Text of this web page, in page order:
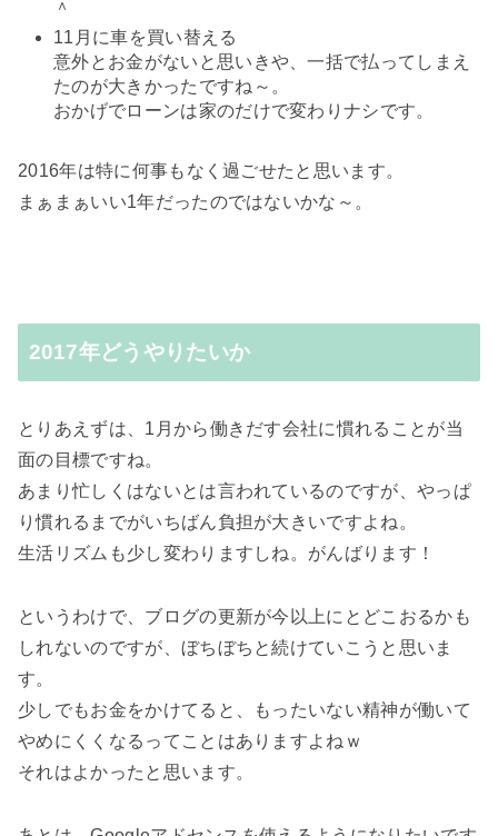
＾
11月に車を買い替える
意外とお金がないと思いきや、一括で払ってしまえ
たのが大きかったですね～。
おかげでローンは家のだけで変わりナシです。
2016年は特に何事もなく過ごせたと思います。
まぁまぁいい1年だったのではないかな～。
2017年どうやりたいか
とりあえずは、1月から働きだす会社に慣れることが当
面の目標ですね。
あまり忙しくはないとは言われているのですが、やっぱ
り慣れるまでがいちばん負担が大きいですよね。
生活リズムも少し変わりますしね。がんばります！
というわけで、ブログの更新が今以上にとどこおるかも
しれないのですが、ぼちぼちと続けていこうと思いま
す。
少しでもお金をかけてると、もったいない精神が働いて
やめにくくなるってことはありますよねｗ
それはよかったと思います。